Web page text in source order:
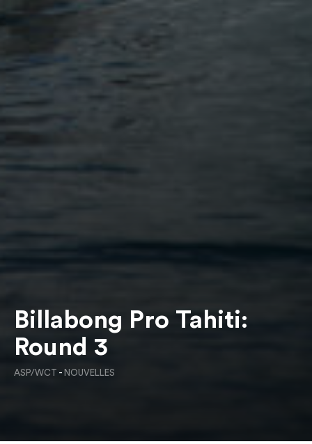
Billabong Pro Tahiti:
Round 3
ASP/WCT - NOUVELLES